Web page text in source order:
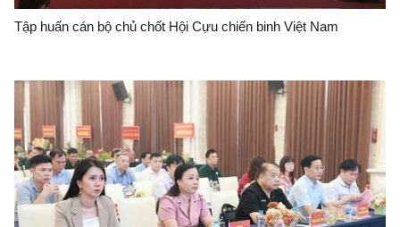
Tập huấn cán bộ chủ chốt Hội Cựu chiến binh Việt Nam